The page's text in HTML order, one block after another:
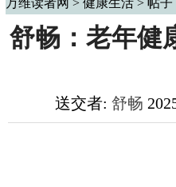
万维读者网 > 健康生活 > 帖子
舒畅：老年健
送交者: 舒畅